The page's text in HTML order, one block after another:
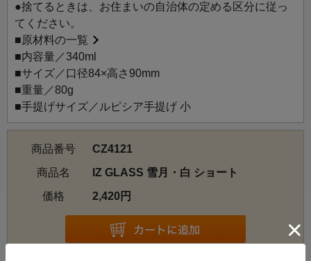
●捨てるときは、お住まいの自治体の定める区分に従っ
てください。
■原材料の一覧
■内容量／340ml
■サイズ／口径84×高さ90mm
■重量／80g
■手提げサイズ／ルピシア手提げ 小
商品番号
CZ4121
商品名
IZ GLASS 雪月・白 ショート
価格
2,420円